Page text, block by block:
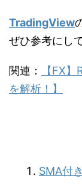
TradingView
ぜひ参考にし
関連：
【FX
を解析！】
SMA付